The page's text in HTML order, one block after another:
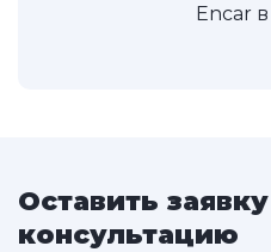
Encar
Оставить
консультацию